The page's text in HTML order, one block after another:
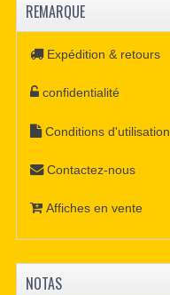
REMARQUE
Expédition & retours
confidentialité
Conditions d'utilisation
Contactez-nous
Affiches en vente
NOTAS